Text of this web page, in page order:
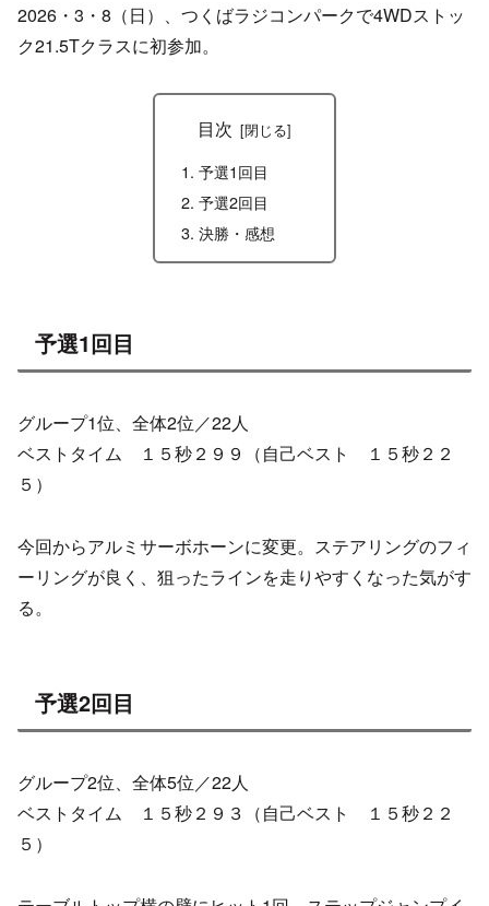
2026・3・8（日）、つくばラジコンパークで4WDストッ
ク21.5Tクラスに初参加。
目次
予選1回目
予選2回目
決勝・感想
予選1回目
グループ1位、全体2位／22人
ベストタイム １５秒２９９（自己ベスト １５秒２２
５）
今回からアルミサーボホーンに変更。ステアリングのフィ
ーリングが良く、狙ったラインを走りやすくなった気がす
る。
予選2回目
グループ2位、全体5位／22人
ベストタイム １５秒２９３（自己ベスト １５秒２２
５）